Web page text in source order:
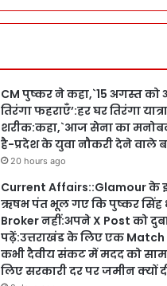
CM पुष्कर ने कहा,`15 अगस्त को
तिरंगा फहराएँ’:हर घर तिरंगा
शरीक:कहा,`आज सेना का
है-प्रदेश के युवा नौकरी देने वाले
20 hours ago
Current Affairs::Glamour के
ऋषभ पंत भूल गए कि पुष्कर सिंह
Broker नहीं:अपने X Post को
पढ़ें:उत्तराखंड के लिए एक
कभी दैवीय संकट में मदद को
लिए सरकारी दर पर जमीन क्यों